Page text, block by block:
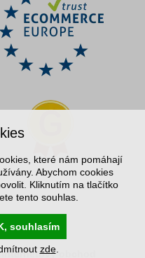
internetový obchod
které nám pomáhají
Abychom cookies
Kliknutím na tlačítko
tento souhlas.
souhlasím
zde.